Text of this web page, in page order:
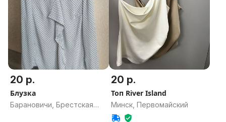
20 р.
Блузка
Барановичи, Брестская
20 р.
Топ River Island
Минск, Первомайский